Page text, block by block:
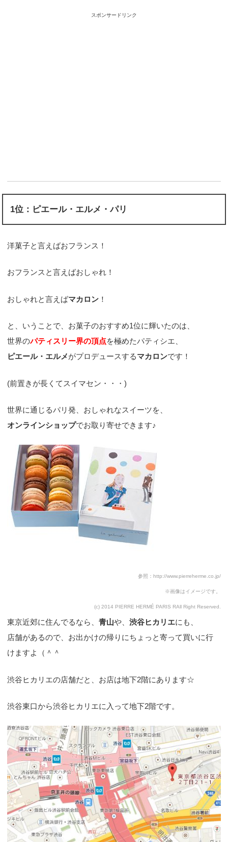
スポンサードリンク
1位：ピエール・エルメ・パリ
洋菓子と言えばおフランス！
おフランスと言えばおしゃれ！
おしゃれと言えばマカロン ！
と、いうことで、お菓子のおすすめ1位に輝いたのは、
世界のパティスリー界の頂点を極めたパティシエ、
ピエール・エルメがプロデュースするマカロンです！
(前置きが長くてスイマセン・・・)
世界に通じるパリ発、おしゃれなスイーツを、
オンラインショップでお取り寄せできます♪
参照：http://www.pierreherme.co.jp/
※画像はイメージです。
(c) 2014 PIERRE HERMÉ PARIS RAll Right Reserved.
東京近郊に住んでるなら、青山や、渋谷ヒカリエにも、
店舗があるので、お出かけの帰りにちょっと寄って買いに行
けますよ（＾＾
渋谷ヒカリエの店舗だと、お店は地下2階にあります☆
渋谷東口から渋谷ヒカリエに入って地下2階です。